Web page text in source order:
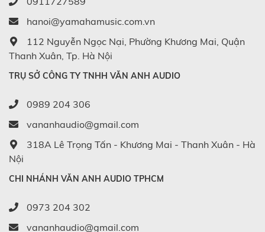
hanoi@yamahamusic.com.vn
112 Nguyễn Ngọc Nại, Phường Khương Mai, Quận
Thanh Xuân, Tp. Hà Nội
TRỤ SỞ CÔNG TY TNHH VĂN ANH AUDIO
0989 204 306
vananhaudio@gmail.com
318A Lê Trọng Tấn - Khương Mai - Thanh Xuân - Hà
Nội
CHI NHÁNH VĂN ANH AUDIO TPHCM
0973 204 302
vananhaudio@gmail.com